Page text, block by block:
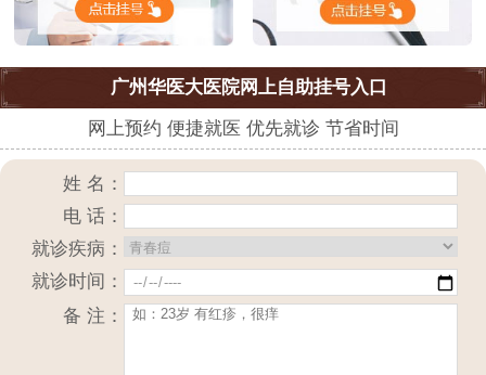
广州华医大医院网上自助挂号入口
网上预约 便捷就医 优先就诊 节省时间
姓 名：
电 话：
就诊疾病：
就诊时间：
备 注：